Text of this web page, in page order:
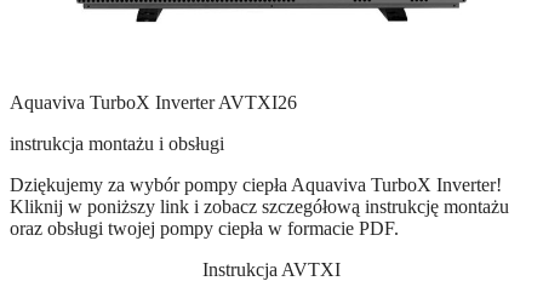
Aquaviva TurboX Inverter AVTXI26
instrukcja montażu i obsługi
Dziękujemy za wybór pompy ciepła Aquaviva TurboX Inverter!
Kliknij w poniższy link i zobacz szczegółową instrukcję montażu
oraz obsługi twojej pompy ciepła w formacie PDF.
Instrukcja AVTXI